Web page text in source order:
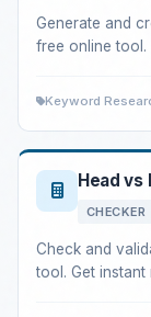
Generate and
free online tool.
Keyword
Head vs
CHECKER
Check and validate
tool. Get instant